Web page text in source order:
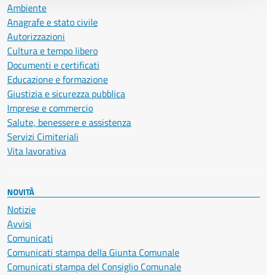
Ambiente
Anagrafe e stato civile
Autorizzazioni
Cultura e tempo libero
Documenti e certificati
Educazione e formazione
Giustizia e sicurezza pubblica
Imprese e commercio
Salute, benessere e assistenza
Servizi Cimiteriali
Vita lavorativa
NOVITÀ
Notizie
Avvisi
Comunicati
Comunicati stampa della Giunta Comunale
Comunicati stampa del Consiglio Comunale